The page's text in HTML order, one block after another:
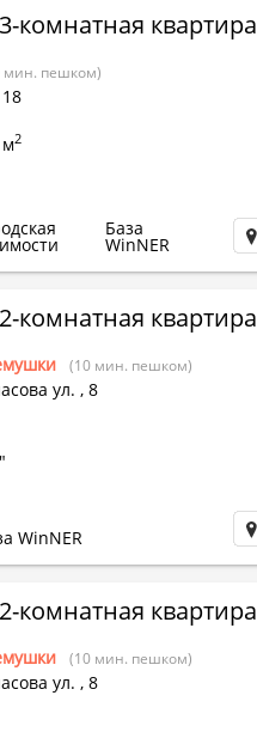
комнатная квартира
мин. пешком)
18
2
База
WinNER
комнатная квартира
(10 мин. пешком)
ул. , 8
WinNER
комнатная квартира
(10 мин. пешком)
ул. , 8